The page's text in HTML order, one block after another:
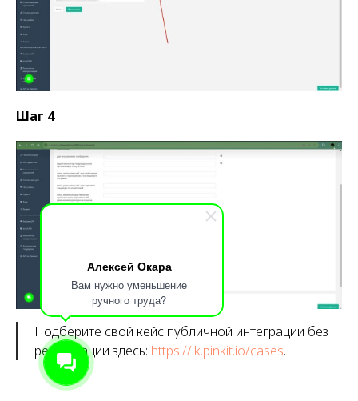
Алексей Окара
Вам нужно уменьшение
ручного труда?
Шаг 4
Подберите свой кейс публичной интеграции без
регистрации здесь: https://lk.pinkit.io/cases.